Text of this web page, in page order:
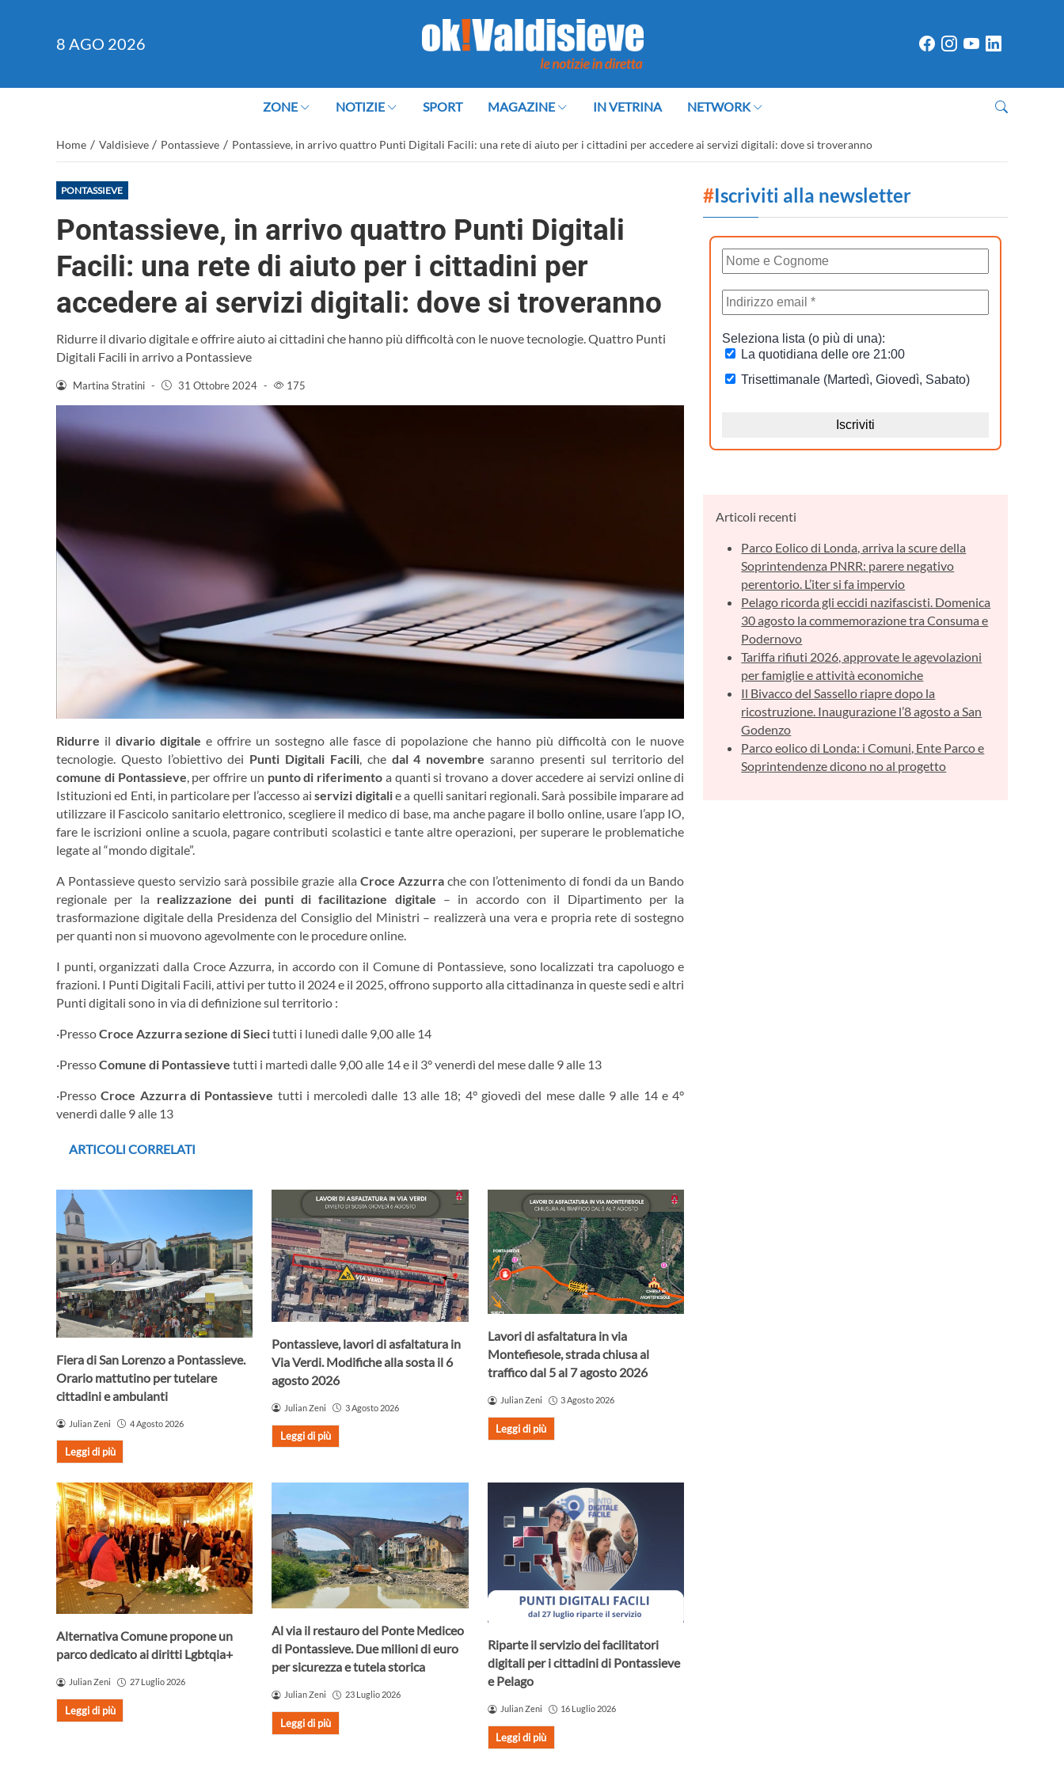
8 AGO 2026
ZONE NOTIZIE SPORT MAGAZINE IN VETRINA NETWORK
Home / Valdisieve / Pontassieve / Pontassieve, in arrivo quattro Punti Digitali Facili: una rete di aiuto per i cittadini per accedere ai servizi digitali: dove si troveranno
PONTASSIEVE
Pontassieve, in arrivo quattro Punti Digitali
Facili: una rete di aiuto per i cittadini per
accedere ai servizi digitali: dove si troveranno
Ridurre il divario digitale e offrire aiuto ai cittadini che hanno più difficoltà con le nuove tecnologie. Quattro Punti
Digitali Facili in arrivo a Pontassieve
Martina Stratini - 31 Ottobre 2024 - 175
Ridurre ildivario digitale e offrire un sostegno alle fasce di popolazione che hanno più difficoltà con le nuove
tecnologie. Questo l’obiettivo dei Punti Digitali Facili, che dal 4 novembre saranno presenti sul territorio del
comune di Pontassieve, per offrire un punto di riferimento a quanti si trovano a dover accedere ai servizi online di
Istituzioni ed Enti, in particolare per l’accesso aiservizi digitalie a quelli sanitari regionali. Sarà possibile imparare ad
utilizzare il Fascicolo sanitario elettronico, scegliere il medico di base, ma anche pagare il bollo online, usare l’app IO,
fare le iscrizioni online a scuola, pagare contributi scolastici e tante altre operazioni, per superare le problematiche
legate al “mondo digitale”.
A Pontassieve questo servizio sarà possibile grazie alla Croce Azzurrache con l’ottenimento di fondi da un Bando
regionale per la realizzazione dei punti di facilitazione digitale – in accordo con il Dipartimento per la
trasformazione digitale della Presidenza del Consiglio del Ministri – realizzerà una vera e propria rete di sostegno
per quanti non si muovono agevolmente con le procedure online.
I punti, organizzati dalla Croce Azzurra, in accordo con il Comune di Pontassieve, sono localizzati tra capoluogo e
frazioni. I Punti Digitali Facili, attivi per tutto il 2024 e il 2025, offrono supporto alla cittadinanza in queste sedi e altri
Punti digitali sono in via di definizione sul territorio :
·PressoCroce Azzurra sezione di Siecitutti i lunedì dalle 9,00 alle 14
·PressoComune di Pontassieve tutti i martedì dalle 9,00 alle 14 e il 3° venerdì del mese dalle 9 alle 13
·PressoCroce Azzurra di Pontassieve tutti i mercoledì dalle 13 alle 18; 4° giovedì del mese dalle 9 alle 14 e 4°
venerdì dalle 9 alle 13
ARTICOLI CORRELATI
Fiera di San Lorenzo a Pontassieve.
Orario mattutino per tutelare
cittadini e ambulanti
Julian Zeni 4 Agosto 2026
Leggi di più
Pontassieve, lavori di asfaltatura in
Via Verdi. Modifiche alla sosta il 6
agosto 2026
Julian Zeni 3 Agosto 2026
Leggi di più
Lavori di asfaltatura in via
Montefiesole, strada chiusa al
traffico dal 5 al 7 agosto 2026
Julian Zeni 3 Agosto 2026
Leggi di più
Alternativa Comune propone un
parco dedicato ai diritti Lgbtqia+
Julian Zeni 27 Luglio 2026
Leggi di più
Al via il restauro del Ponte Mediceo
di Pontassieve. Due milioni di euro
per sicurezza e tutela storica
Julian Zeni 23 Luglio 2026
Leggi di più
Riparte il servizio dei facilitatori
digitali per i cittadini di Pontassieve
e Pelago
Julian Zeni 16 Luglio 2026
Leggi di più
#Iscriviti alla newsletter
Articoli recenti
Parco Eolico di Londa, arriva la scure della
Soprintendenza PNRR: parere negativo
perentorio. L’iter si fa impervio
Pelago ricorda gli eccidi nazifascisti. Domenica
30 agosto la commemorazione tra Consuma e
Podernovo
Tariffa rifiuti 2026, approvate le agevolazioni
per famiglie e attività economiche
Il Bivacco del Sassello riapre dopo la
ricostruzione. Inaugurazione l’8 agosto a San
Godenzo
Parco eolico di Londa: i Comuni, Ente Parco e
Soprintendenze dicono no al progetto